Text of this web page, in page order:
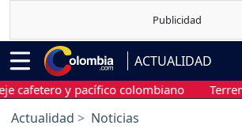
ACTUALIDAD
y pacífico colombiano Terremoto
Actualidad Noticias